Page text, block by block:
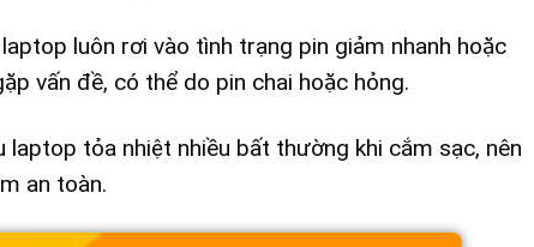
laptop luôn rơi vào tình trạng pin giảm nhanh hoặc
vấn đề, có thể do pin chai hoặc hỏng.
laptop tỏa nhiệt nhiều bất thường khi cắm sạc, nên
an toàn.